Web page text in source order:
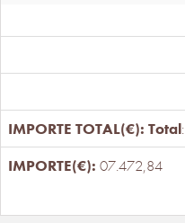
Total:
07.472,84